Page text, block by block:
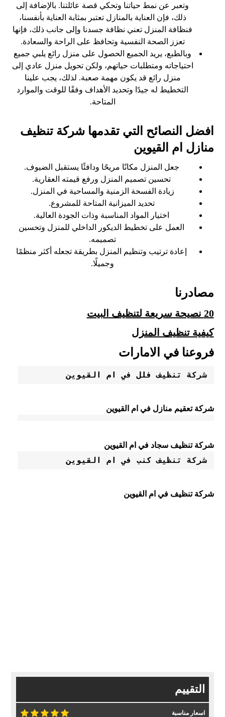
وتعبر عن نمط حياتنا وتحكي قصة عائلتنا. بالإضافة إلى
ذلك، فإن العناية بالمنازل تعتبر بمثابة العناية بأنفسنا،
فنظافة المنزل تعني نظافة جسدنا وإلى جانب ذلك، فإنها
تعزز الصحة النفسية وتحافظ على الراحة والسعادة.
وبالطبع، يريد الجميع الحصول على منزل رائع يلبي جميع
احتياجاته ومتطلبات حياتهم، ولكن تحويل منزل عادي إلى
منزل رائع قد يكون مهمة صعبة. لذلك، يجب علينا
التخطيط له جيدًا وتحديد الأهداف وفقًا للوقت والموارد
المتاحة.
افضل النصائح التي تقدمها شركة تنظيف
منازل ام القيوين
جعل المنزل مكانًا مريحًا ودافئًا يستقبل الضيوف.
تحسين تصميم المنزل ورفع قيمته العقارية.
زيادة الفسحة الزمنية والمساحية في المنزل.
تحديد الميزانية المتاحة للمشروع.
اختيار المواد المناسبة وذات الجودة العالية.
العمل على تخطيط الديكور الداخلي للمنزل وتحسين
تصميمه.
إعادة ترتيب وتنظيم المنزل بطريقة تجعله أكثر منظمًا
وجميلًا.
مصادرنا
20 نصيحة سريعة لتنظيف البيت
كيفية تنظيف المنزل
فروعنا في الامارات
شركة تنظيف فلل في ام القيوين
شركة تعقيم منازل في ام القيوين
شركة تنظيف سجاد في ام القيوين
شركة تنظيف كنب في ام القيوين
شركة تنظيف في ام القيوين
التقييم
اسعار مناسبة